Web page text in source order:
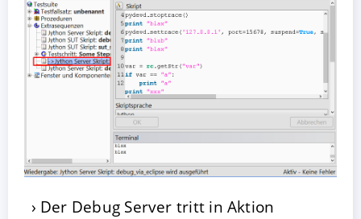
Der Debug Server tritt in Aktion